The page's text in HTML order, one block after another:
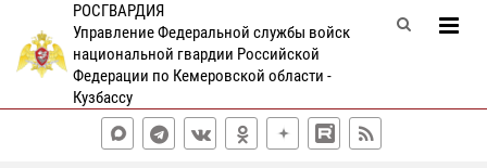
РОСГВАРДИЯ
Управление Федеральной службы войск
национальной гвардии Российской
Федерации по Кемеровской области -
Кузбассу